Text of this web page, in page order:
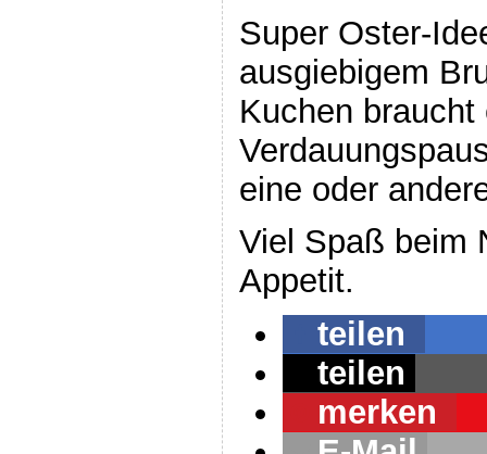
Super Oster-
ausgiebigem
Kuchen
eine oder
Viel Spaß beim
Appetit.
teilen
teilen
merken